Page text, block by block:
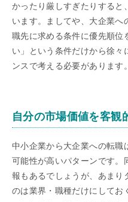
かったり厳しすぎたりすると
います。ましてや、大企業へ
職先に求める条件に優先順位
い」という条件だけから徐々
ンスで考える必要があります。
自分の市場価値を客観
中小企業から大企業への転職
可能性が高いパターンです。
報もあるでしょうが、あまり
のは業界・職種だけにしてお